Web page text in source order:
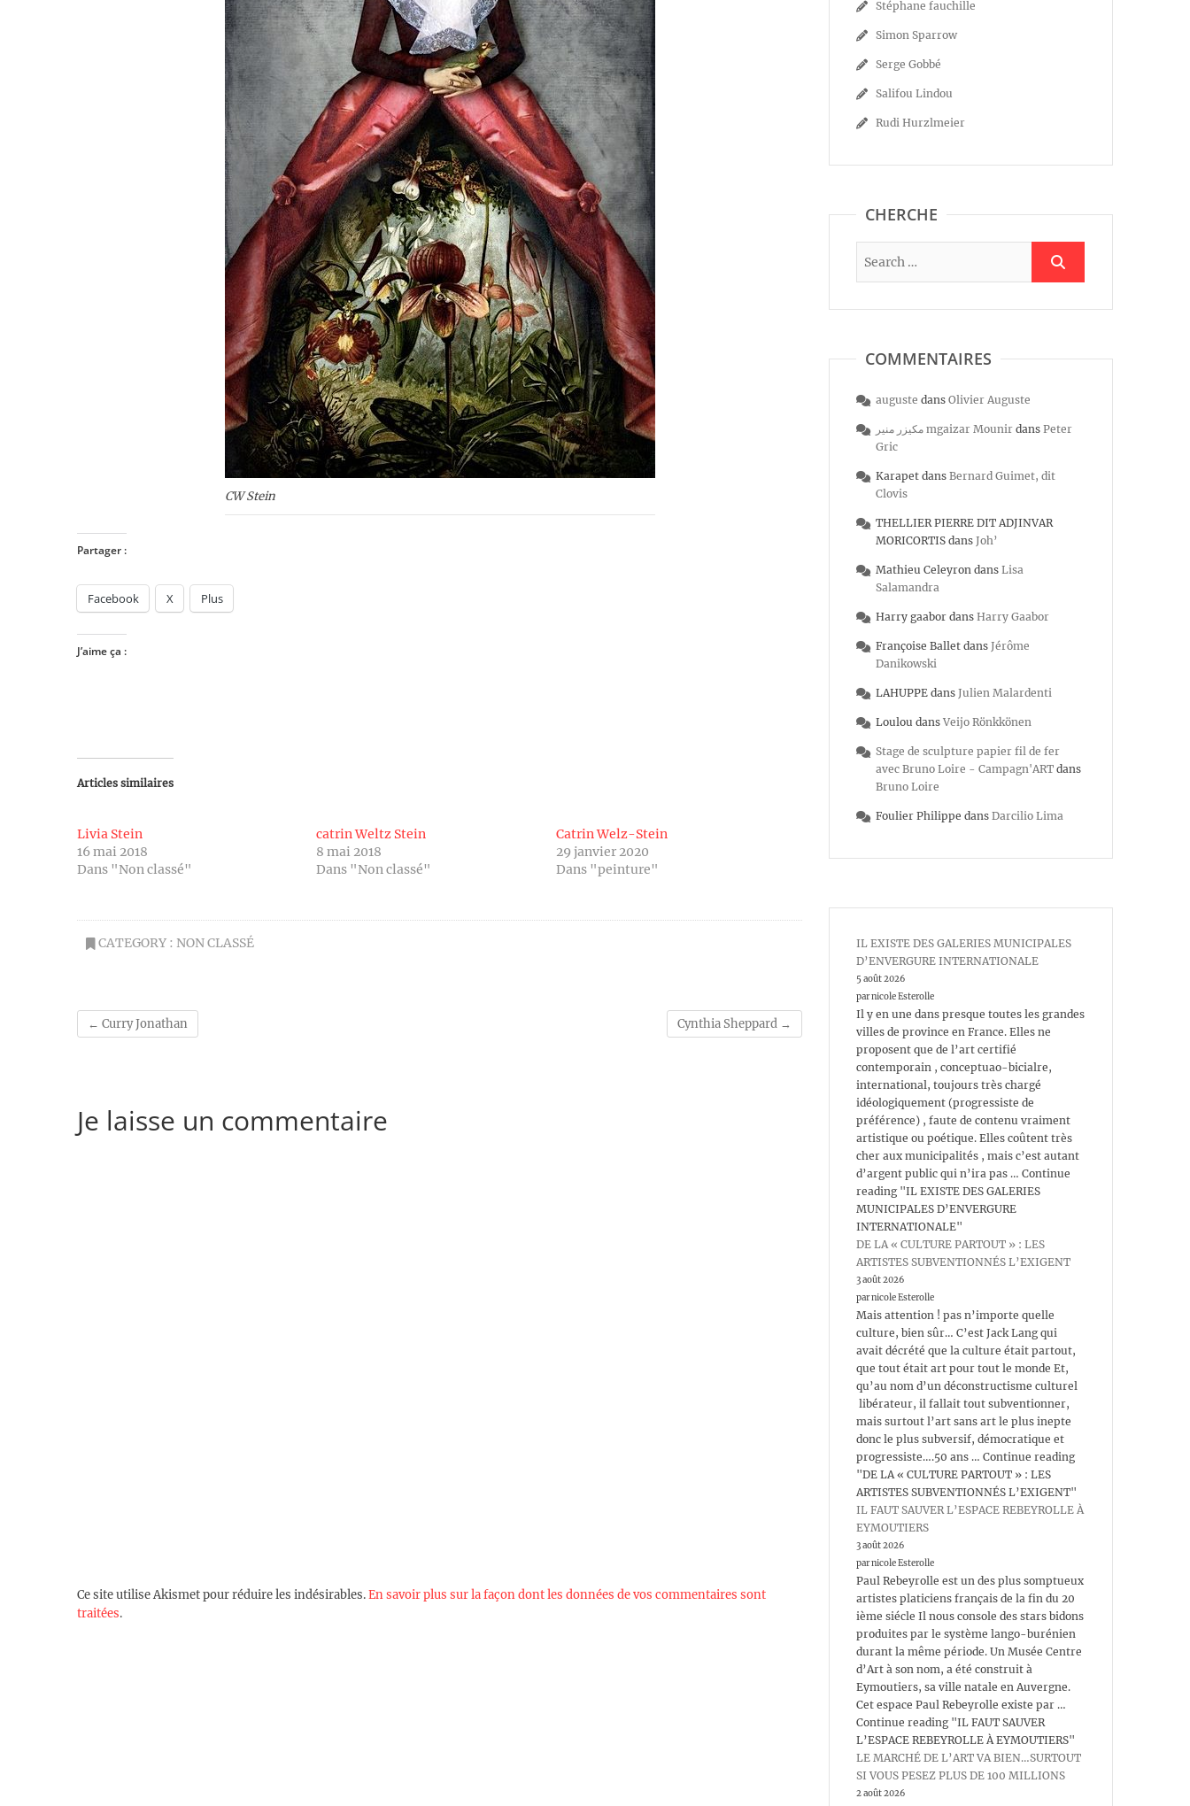
CW Stein
Partager :
Facebook X Plus
J’aime ça :
Articles similaires
Livia Stein
16 mai 2018
Dans "Non classé"
catrin Weltz Stein
8 mai 2018
Dans "Non classé"
Catrin Welz-Stein
29 janvier 2020
Dans "peinture"
CATEGORY : NON CLASSÉ
← Curry Jonathan Cynthia Sheppard →
Je laisse un commentaire
Ce site utilise Akismet pour réduire les indésirables.En savoir plus sur la façon dont les données de vos commentaires sont
traitées.
Stéphane fauchille
Simon Sparrow
Serge Gobbé
Salifou Lindou
Rudi Hurzlmeier
CHERCHE
COMMENTAIRES
auguste dans Olivier Auguste
مكيزر منير mgaizar Mounir dans Peter
Gric
Karapet dans Bernard Guimet, dit
Clovis
THELLIER PIERRE DIT ADJINVAR
MORICORTIS dans Joh’
Mathieu Celeyron dans Lisa
Salamandra
Harry gaabor dans Harry Gaabor
Françoise Ballet dans Jérôme
Danikowski
LAHUPPE dans Julien Malardenti
Loulou dans Veijo Rönkkönen
Stage de sculpture papier fil de fer
avec Bruno Loire - Campagn'ART dans
Bruno Loire
Foulier Philippe dans Darcilio Lima
IL EXISTE DES GALERIES MUNICIPALES
D’ENVERGURE INTERNATIONALE
5 août 2026
par nicole Esterolle
Il y en une dans presque toutes les grandes
villes de province en France. Elles ne
proposent que de l’art certifié
contemporain , conceptuao-bicialre,
international, toujours très chargé
idéologiquement (progressiste de
préférence) , faute de contenu vraiment
artistique ou poétique. Elles coûtent très
cher aux municipalités , mais c’est autant
d’argent public qui n’ira pas … Continue
reading "IL EXISTE DES GALERIES
MUNICIPALES D’ENVERGURE
INTERNATIONALE"
DE LA « CULTURE PARTOUT » : LES
ARTISTES SUBVENTIONNÉS L’EXIGENT
3 août 2026
par nicole Esterolle
Mais attention ! pas n’importe quelle
culture, bien sûr… C’est Jack Lang qui
avait décrété que la culture était partout,
que tout était art pour tout le monde Et,
qu’au nom d’un déconstructisme culturel
libérateur, il fallait tout subventionner,
mais surtout l’art sans art le plus inepte
donc le plus subversif, démocratique et
progressiste….50 ans … Continue reading
"DE LA « CULTURE PARTOUT » : LES
ARTISTES SUBVENTIONNÉS L’EXIGENT"
IL FAUT SAUVER L’ESPACE REBEYROLLE À
EYMOUTIERS
3 août 2026
par nicole Esterolle
Paul Rebeyrolle est un des plus somptueux
artistes platiciens français de la fin du 20
ième siécle Il nous console des stars bidons
produites par le système lango-burénien
durant la même période. Un Musée Centre
d’Art à son nom, a été construit à
Eymoutiers, sa ville natale en Auvergne.
Cet espace Paul Rebeyrolle existe par …
Continue reading "IL FAUT SAUVER
L’ESPACE REBEYROLLE À EYMOUTIERS"
LE MARCHÉ DE L’ART VA BIEN…SURTOUT
SI VOUS PESEZ PLUS DE 100 MILLIONS
2 août 2026